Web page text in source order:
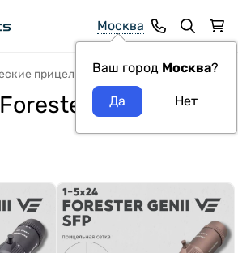
Москва
Ваш город Москва?
прицелы VectorOptics Линейка